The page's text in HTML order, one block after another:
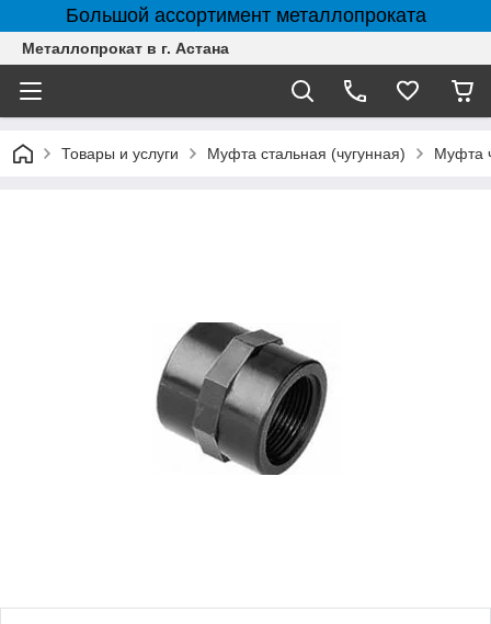
Большой ассортимент металлопроката
Металлопрокат в г. Астана
Товары и услуги Муфта стальная (чугунная) Муфта